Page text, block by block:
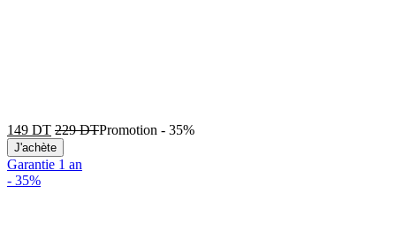
149 DT 229DTPromotion - 35%
J'achète
Garantie 1 an
- 35%